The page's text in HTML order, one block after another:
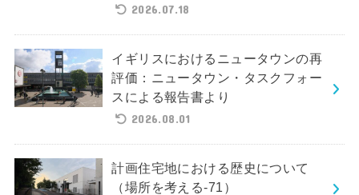
2026.07.18
イギリスにおけるニュータウンの再
評価：ニュータウン・タスクフォー
スによる報告書より
2026.08.01
計画住宅地における歴史について
（場所を考える-71）